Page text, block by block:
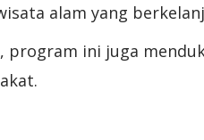
alam yang
program ini juga